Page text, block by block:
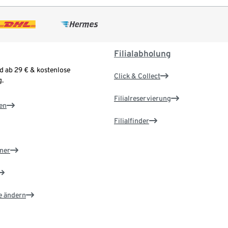
ab 29 € & kostenlose
ändern
Filialabholung
Click & Collect
Filialreservierung
Filialfinder